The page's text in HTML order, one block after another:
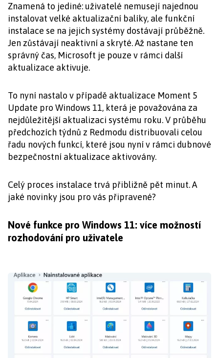
Znamená to jediné: uživatelé nemusejí najednou
instalovat velké aktualizační balíky, ale funkční
instalace se na jejich systémy dostávají průběžně.
Jen zůstávají neaktivní a skryté. Až nastane ten
správný čas, Microsoft je pouze v rámci další
aktualizace aktivuje.
To nyní nastalo v případě aktualizace Moment 5
Update pro Windows 11, která je považována za
nejdůležitější aktualizaci systému roku. V průběhu
předchozích týdnů z Redmodu distribuovali celou
řadu nových funkcí, které jsou nyní v rámci dubnové
bezpečnostní aktualizace aktivovány.
Celý proces instalace trvá přibližně pět minut. A
jaké novinky jsou pro vás připravené?
Nové funkce pro Windows 11: více možností
rozhodování pro uživatele